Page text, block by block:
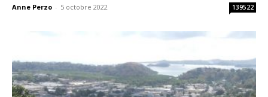
Anne Perzo - 5 octobre 2022 139522